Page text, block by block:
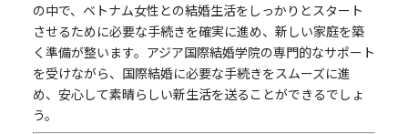
の中で、ベトナム女性との結婚生活をしっかりとスタート
させるために必要な手続きを確実に進め、新しい家庭を築
く準備が整います。アジア国際結婚学院の専門的なサポート
を受けながら、国際結婚に必要な手続きをスムーズに進
め、安心して素晴らしい新生活を送ることができるでしょ
う。